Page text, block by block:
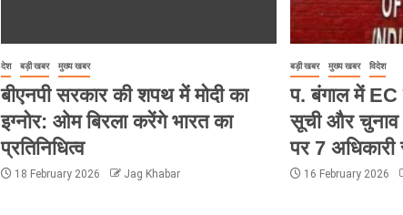
देश बड़ी खबर मुख्य खबर
बीएनपी सरकार की शपथ में मोदी का
इग्नोर: ओम बिरला करेंगे भारत का
प्रतिनिधित्व
18 February 2026 Jag Khabar
बड़ी खबर मुख्य खबर विदेश
प. बंगाल में EC
सूची और चुनाव
पर 7
16 February 2026